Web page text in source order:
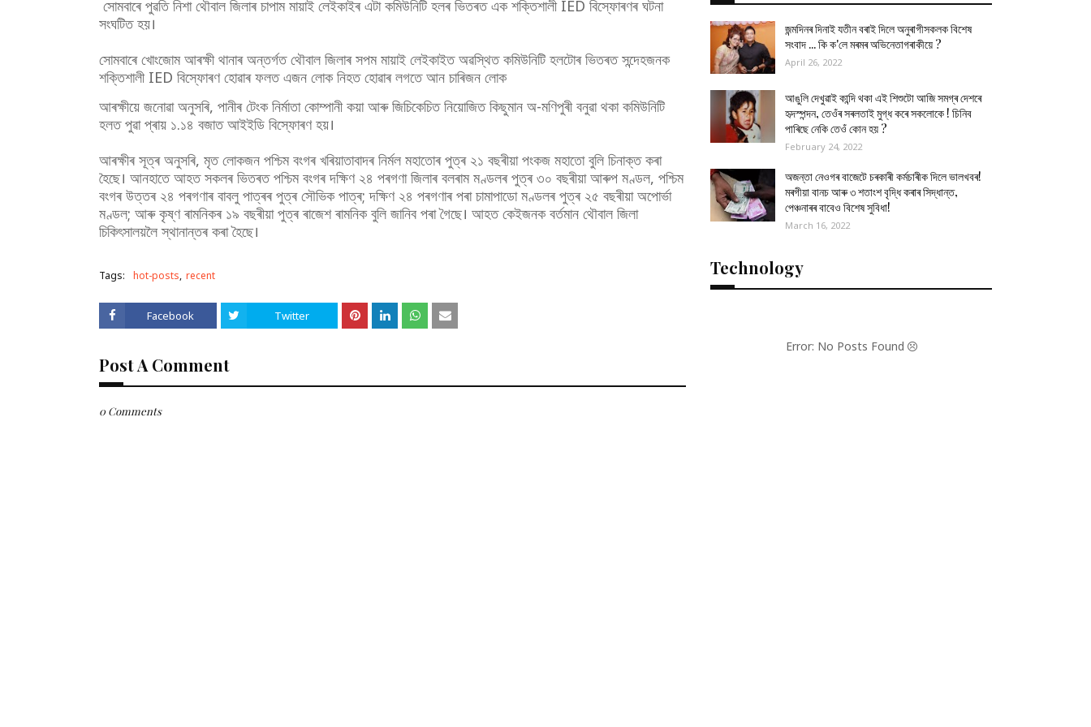
সোমবাৰে পুৱতি নিশা থৌবাল জিলাৰ চাপাম মায়াই লেইকাইৰ এটা কমিউনিটি হলৰ ভিতৰত এক শক্তিশালী IED বিস্ফোৰণৰ ঘটনা
সংঘটিত হয়।
সোমবাৰে খোংজোম আৰক্ষী থানাৰ অন্তৰ্গত থৌবাল জিলাৰ সপম মায়াই লেইকাইত অৱস্থিত কমিউনিটি হলটোৰ ভিতৰত সন্দেহজনক
শক্তিশালী IED বিস্ফোৰণ হোৱাৰ ফলত এজন লোক নিহত হোৱাৰ লগতে আন চাৰিজন লোক
আৰক্ষীয়ে জনোৱা অনুসৰি, পানীৰ টেংক নিৰ্মাতা কোম্পানী কয়া আৰু জিচিকেচিত নিয়োজিত কিছুমান অ-মণিপুৰী বনুৱা থকা কমিউনিটি
হলত পুৱা প্ৰায় ১.১৪ বজাত আইইডি বিস্ফোৰণ হয়।
আৰক্ষীৰ সূত্ৰ অনুসৰি, মৃত লোকজন পশ্চিম বংগৰ খৰিয়াতাবাদৰ নিৰ্মল মহাতোৰ পুত্ৰ ২১ বছৰীয়া পংকজ মহাতো বুলি চিনাক্ত কৰা
হৈছে। আনহাতে আহত সকলৰ ভিতৰত পশ্চিম বংগৰ দক্ষিণ ২৪ পৰগণা জিলাৰ বলৰাম মণ্ডলৰ পুত্ৰ ৩০ বছৰীয়া আৰুপ মণ্ডল, পশ্চিম
বংগৰ উত্তৰ ২৪ পৰগণাৰ বাবলু পাত্ৰৰ পুত্ৰ সৌভিক পাত্ৰ; দক্ষিণ ২৪ পৰগণাৰ পৰা চামাপাডো মণ্ডলৰ পুত্ৰ ২৫ বছৰীয়া অপোৰ্ভা
মণ্ডল; আৰু কৃষ্ণ ৰামনিকৰ ১৯ বছৰীয়া পুত্ৰ ৰাজেশ ৰামনিক বুলি জানিব পৰা গৈছে। আহত কেইজনক বৰ্তমান থৌবাল জিলা
চিকিৎসালয়লৈ স্থানান্তৰ কৰা হৈছে।
Tags: hot-posts recent
Facebook Twitter
Post A Comment
0 Comments
জন্মদিনৰ দিনাই যতীন বৰাই দিলে অনুৰাগীসকলক বিশেষ
সংবাদ ... কি ক'লে মৰমৰ অভিনেতাগৰাকীয়ে ?
April 26, 2022
আঙুলি দেখুৱাই কান্দি থকা এই শিশুটো আজি সমগ্ৰ দেশৰে
হৃদস্পন্দন, তেওঁৰ সৰলতাই মুগ্ধ কৰে সকলোকে ! চিনিব
পাৰিছে নেকি তেওঁ কোন হয় ?
February 24, 2022
অজন্তা নেওগৰ বাজেটে চৰকাৰী কৰ্মচাৰীক দিলে ভালখবৰ!
মৰগীয়া বানচ আৰু ৩ শতাংশ বৃদ্ধি কৰাৰ সিদ্ধান্ত,
পেঞ্চনাৰৰ বাবেও বিশেষ সুবিধা!
March 16, 2022
Technology
Error: No Posts Found